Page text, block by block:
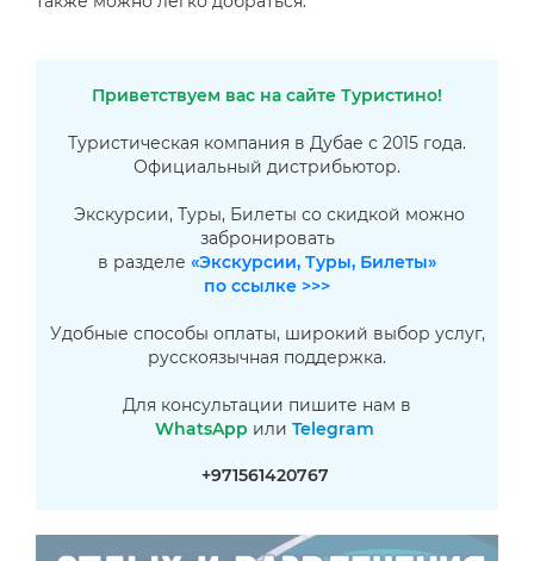
Приветствуем вас на сайте Туристино!
Туристическая компания в Дубае с 2015 года.
Официальный дистрибьютор.
Экскурсии, Туры, Билеты со скидкой можно
забронировать
в разделе «Экскурсии, Туры, Билеты»
по ссылке >>>
Удобные способы оплаты, широкий выбор услуг,
русскоязычная поддержка.
Для консультации пишите нам в
WhatsApp или Telegram
+971561420767